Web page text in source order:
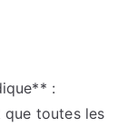
:
que toutes les